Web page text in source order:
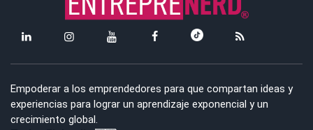
Empoderar a los emprendedores para que compartan ideas y
experiencias para lograr un aprendizaje exponencial y un
crecimiento global.